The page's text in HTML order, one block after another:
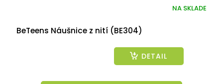
BeTeens Náušnice z nití (BE304)
NA SKLADE
DETAIL